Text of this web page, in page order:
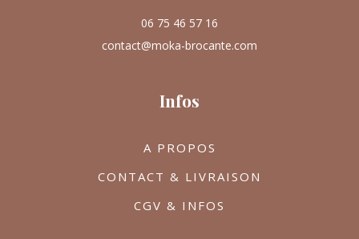
06 75 46 57 16
contact@moka-brocante.com
Infos
A PROPOS
CONTACT & LIVRAISON
CGV & INFOS